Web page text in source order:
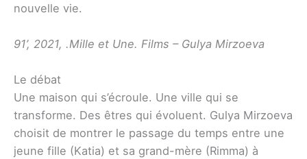
nouvelle vie.
91’, 2021, .Mille et Une. Films – Gulya Mirzoeva
Le débat
Une maison qui s’écroule. Une ville qui se
transforme. Des êtres qui évoluent. Gulya Mirzoeva
choisit de montrer le passage du temps entre une
jeune fille (Katia) et sa grand-mère (Rimma) à